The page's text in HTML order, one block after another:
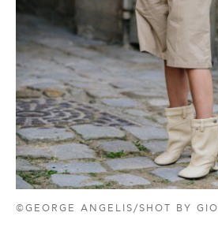
©GEORGE ANGELIS/SHOT BY GIO